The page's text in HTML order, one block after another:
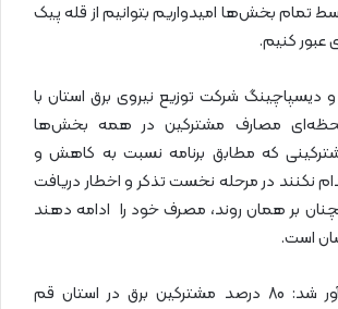
تمام بخش‌ها امیدواریم بتوانیم از قله پیک
کنیم.
و دیسپاچینگ شرکت توزیع نیروی برق استان با
مصارف مشترکین در همه بخش‌ها
که مطابق برنامه نسبت به کاهش و
نکنند در مرحله نخست تذکر و اخطار دریافت
بر همان روند، مصرف خود را ادامه دهند
است.
وی همچنین یادآور شد: 80 درصد مشترکین برق در استان قم